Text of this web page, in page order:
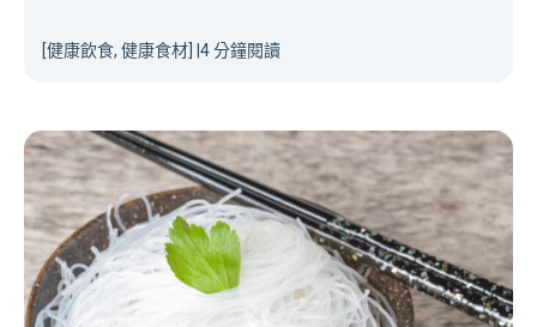
[健康飲食, 健康食材] 4 分鐘閱讀